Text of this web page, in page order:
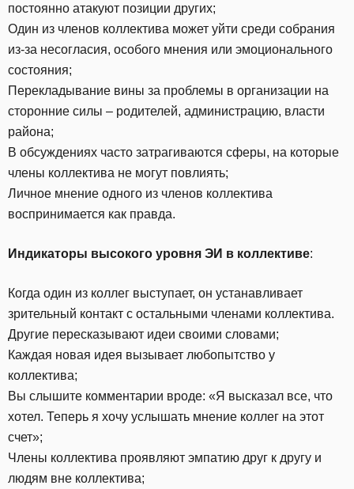
постоянно атакуют позиции других;
Один из членов коллектива может уйти среди собрания
из-за несогласия, особого мнения или эмоционального
состояния;
Перекладывание вины за проблемы в организации на
сторонние силы – родителей, администрацию, власти
района;
В обсуждениях часто затрагиваются сферы, на которые
члены коллектива не могут повлиять;
Личное мнение одного из членов коллектива
воспринимается как правда.
Индикаторы высокого уровня ЭИ в коллективе:
Когда один из коллег выступает, он устанавливает
зрительный контакт с остальными членами коллектива.
Другие пересказывают идеи своими словами;
Каждая новая идея вызывает любопытство у
коллектива;
Вы слышите комментарии вроде: «Я высказал все, что
хотел. Теперь я хочу услышать мнение коллег на этот
счет»;
Члены коллектива проявляют эмпатию друг к другу и
людям вне коллектива;